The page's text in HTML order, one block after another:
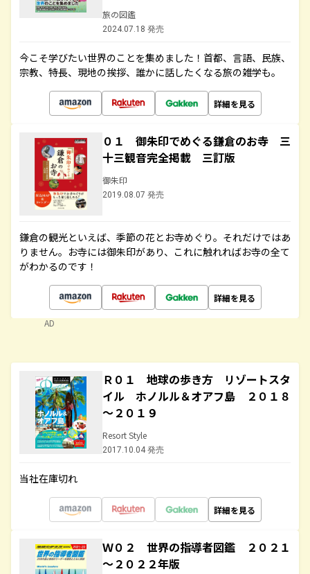
旅の図鑑
2024.07.18 発売
今こそ学びたい世界のことを集めました！首都、言語、民族、
宗教、特長、現地の挨拶、誰かに話したくなる旅の雑学も。
詳細を見る
０１ 御朱印でめぐる鎌倉のお寺 三
十三観音完全掲載 三訂版
御朱印
2019.08.07 発売
鎌倉の観光といえば、季節の花とお寺めぐり。それだけではあ
りません。お寺には御朱印があり、これに触れればお寺の全て
がわかるのです！
詳細を見る
AD
Ｒ０１ 地球の歩き方 リゾートスタ
イル ホノルル＆オアフ島 ２０１８
～２０１９
Resort Style
2017.10.04 発売
当社在庫切れ
詳細を見る
Ｗ０２ 世界の指導者図鑑 ２０２１
～２０２２年版